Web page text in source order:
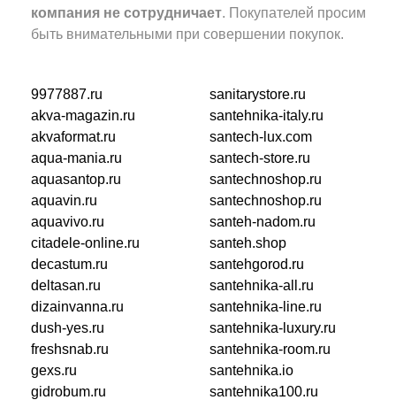
компания не сотрудничает. Покупателей просим
быть внимательными при совершении покупок.
9977887.ru
sanitarystore.ru
akva-magazin.ru
santehnika-italy.ru
akvaformat.ru
santech-lux.com
aqua-mania.ru
santech-store.ru
aquasantop.ru
santechnoshop.ru
aquavin.ru
santechnoshop.ru
aquavivo.ru
santeh-nadom.ru
citadele-online.ru
santeh.shop
decastum.ru
santehgorod.ru
deltasan.ru
santehnika-all.ru
dizainvanna.ru
santehnika-line.ru
dush-yes.ru
santehnika-luxury.ru
freshsnab.ru
santehnika-room.ru
gexs.ru
santehnika.io
gidrobum.ru
santehnika100.ru